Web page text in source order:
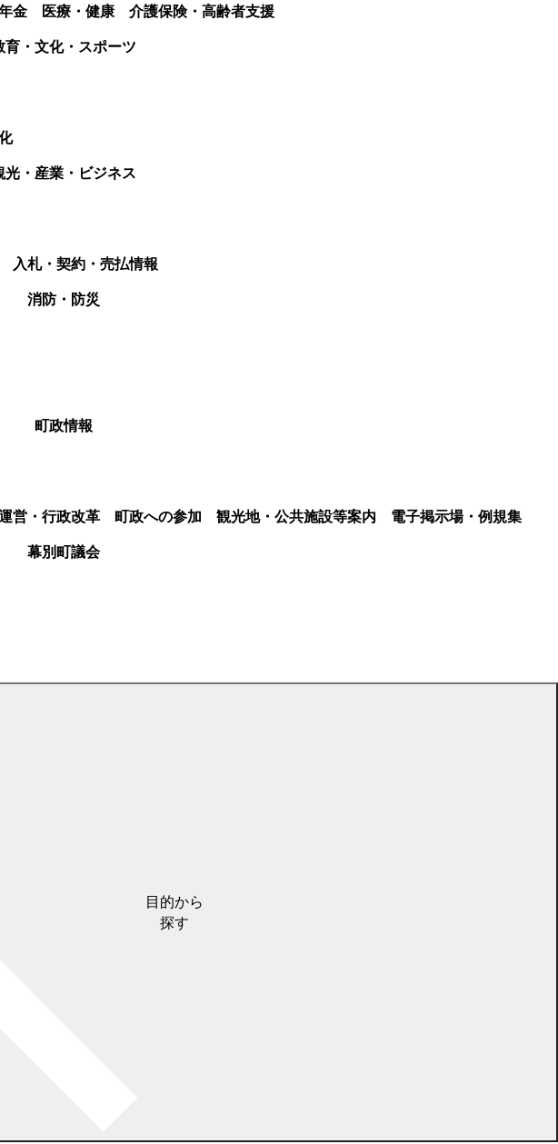
金 医療・健康
介護保険・高齢者支援
育・文化・スポーツ
光・産業・ビジネス
入札・契約・売払情報
消防・防災
町政情報
営・行政改革 町政への参加 観光地・公共施設等案内
電子掲示場・例規集
幕別町議会
目的から
探す